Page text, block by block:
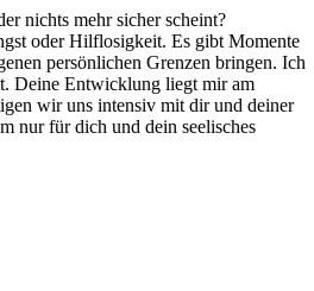
nichts mehr sicher scheint?
oder Hilflosigkeit. Es gibt Momente
persönlichen Grenzen bringen. Ich
Deine Entwicklung liegt mir am
wir uns intensiv mit dir und deiner
nur für dich und dein seelisches